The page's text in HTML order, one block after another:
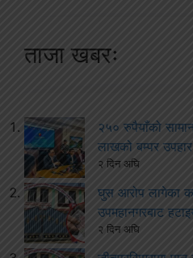
ताजा खबरः
२५० रुपैयाँको
लाखको बम्पर उपहार
२ दिन अघि
घुस आरोप लागेका
उपमहानगरबाट
२ दिन अघि